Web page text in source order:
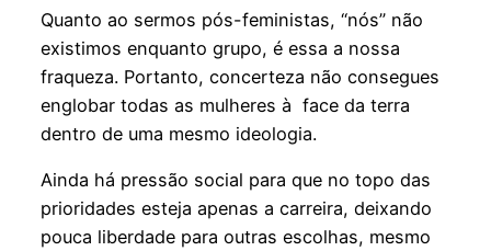
Quanto ao sermos pós-feministas, “nós” não
existimos enquanto grupo, é essa a nossa
fraqueza. Portanto, concerteza não consegues
englobar todas as mulheres à face da terra
dentro de uma mesmo ideologia.
Ainda há pressão social para que no topo das
prioridades esteja apenas a carreira, deixando
pouca liberdade para outras escolhas, mesmo